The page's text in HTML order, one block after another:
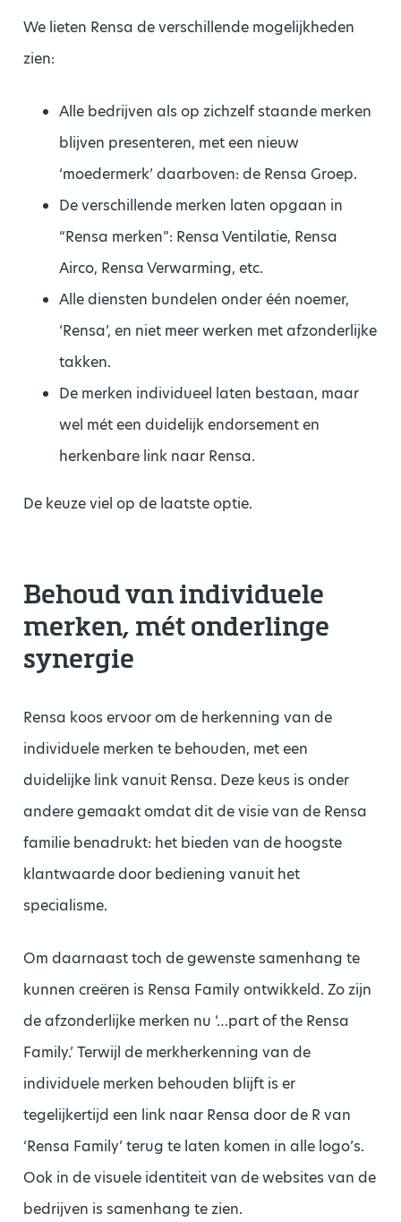
We lieten Rensa de verschillende mogelijkheden
zien:
Alle bedrijven als op zichzelf staande merken
blijven presenteren, met een nieuw
‘moedermerk’ daarboven: de Rensa Groep.
De verschillende merken laten opgaan in
“Rensa merken”: Rensa Ventilatie, Rensa
Airco, Rensa Verwarming, etc.
Alle diensten bundelen onder één noemer,
‘Rensa’, en niet meer werken met afzonderlijke
takken.
De merken individueel laten bestaan, maar
wel mét een duidelijk endorsement en
herkenbare link naar Rensa.
De keuze viel op de laatste optie.
Behoud van individuele
merken, mét onderlinge
synergie
Rensa koos ervoor om de herkenning van de
individuele merken te behouden, met een
duidelijke link vanuit Rensa. Deze keus is onder
andere gemaakt omdat dit de visie van de Rensa
familie benadrukt: het bieden van de hoogste
klantwaarde door bediening vanuit het
specialisme.
Om daarnaast toch de gewenste samenhang te
kunnen creëren is Rensa Family ontwikkeld. Zo zijn
de afzonderlijke merken nu ‘…part of the Rensa
Family.’ Terwijl de merkherkenning van de
individuele merken behouden blijft is er
tegelijkertijd een link naar Rensa door de R van
‘Rensa Family’ terug te laten komen in alle logo’s.
Ook in de visuele identiteit van de websites van de
bedrijven is samenhang te zien.